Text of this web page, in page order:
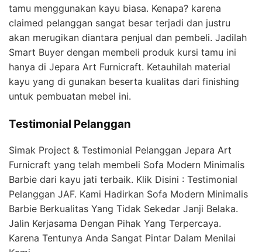
tamu menggunakan kayu biasa. Kenapa? karena
claimed pelanggan sangat besar terjadi dan justru
akan merugikan diantara penjual dan pembeli. Jadilah
Smart Buyer dengan membeli produk kursi tamu ini
hanya di Jepara Art Furnicraft. Ketauhilah material
kayu yang di gunakan beserta kualitas dari finishing
untuk pembuatan mebel ini.
Testimonial Pelanggan
Simak Project & Testimonial Pelanggan Jepara Art
Furnicraft yang telah membeli Sofa Modern Minimalis
Barbie dari kayu jati terbaik. Klik Disini : Testimonial
Pelanggan JAF. Kami Hadirkan Sofa Modern Minimalis
Barbie Berkualitas Yang Tidak Sekedar Janji Belaka.
Jalin Kerjasama Dengan Pihak Yang Terpercaya.
Karena Tentunya Anda Sangat Pintar Dalam Menilai